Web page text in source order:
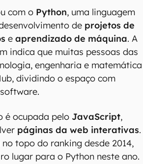
com o Python, uma linguagem
de projetos de
eaprendizado de máquina. A
indica que muitas pessoas das
engenharia e matemática
dividindo o espaço com
é ocupada pelo JavaScript,
páginas da web interativas.
topo do ranking desde 2014,
lugar para o Python neste ano.